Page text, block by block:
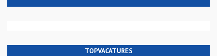
TOPVACATURES